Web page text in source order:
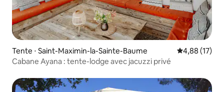
Tente ⋅ Saint-Maximin-la-Sainte-Baume Évaluation
4,88 (17)
Cabane Ayana : tente-lodge avec jacuzzi privé